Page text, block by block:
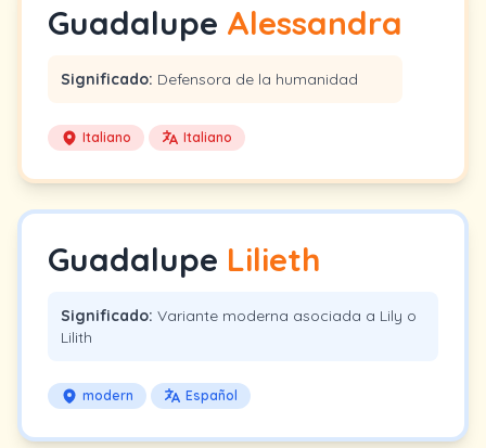
Guadalupe Alessandra
Significado: Defensora de la humanidad
Italiano Italiano
Guadalupe Lilieth
Significado: Variante moderna asociada a Lily o
Lilith
modern Español